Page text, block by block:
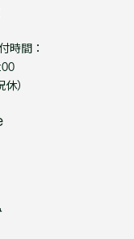
時間：
）